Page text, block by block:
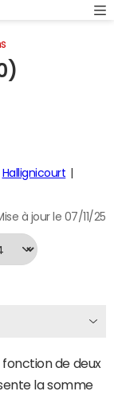
Hallignicourt
à jour le 07/11/25
de deux
la somme